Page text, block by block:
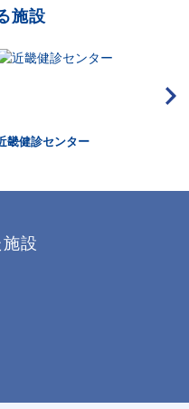
施設
畿健診センター
設